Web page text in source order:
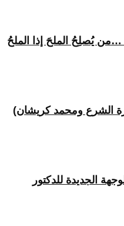
…من يُصلِحُ الملحَ إذا الملحُ
الشرع ومحمد كريشان)
الجديدة للدكتور